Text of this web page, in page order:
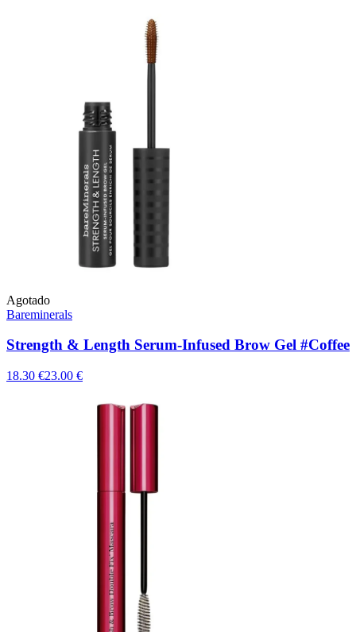
Agotado
Bareminerals
Strength & Length Serum-Infused Brow Gel #Coffee
18.30 €23.00 €